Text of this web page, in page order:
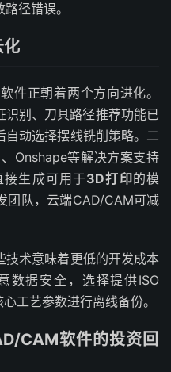
径错误。
化
件正朝着两个方向进化。
识别、刀具路径推荐功能已
动选择摆线铣削策略。二
Onshape等解决方案支持
接生成可用于3D打印的模
团队，云端CAD/CAM可减
技术意味着更低的开发成本
数据安全，选择提供ISO
工艺参数进行离线备份。
CAM软件的投资回